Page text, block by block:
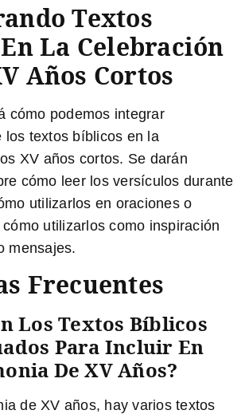
Textos
La Celebración
Años Cortos
cómo podemos integrar
los textos bíblicos en la
XV años cortos. Se darán
cómo leer los versículos durante
utilizarlos en oraciones o
utilizarlos como inspiración
mensajes.
Frecuentes
Los Textos Bíblicos
Para Incluir En
De XV Años?
de XV años, hay varios textos